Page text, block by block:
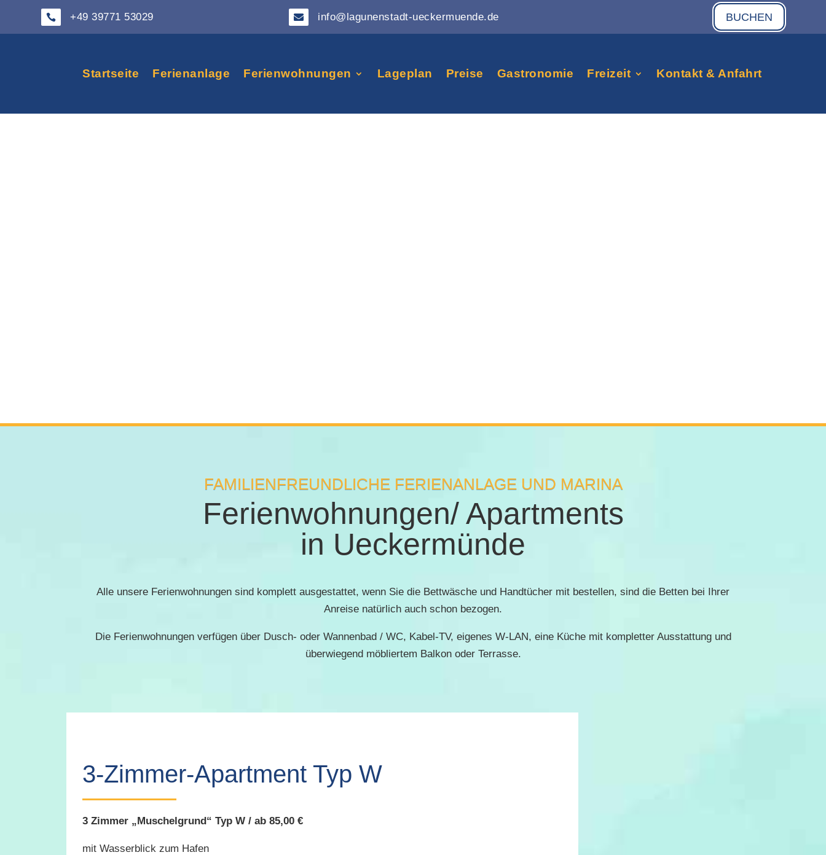
 +49 39771 53029  info@lagunenstadt-ueckermuende.de BUCHEN
Startseite Ferienanlage Ferienwohnungen Lageplan Preise Gastronomie Freizeit Kontakt & Anfahrt
FAMILIENFREUNDLICHE FERIENANLAGE UND MARINA
Ferienwohnungen/ Apartments
in Ueckermünde
Alle unsere Ferienwohnungen sind komplett ausgestattet, wenn Sie die Bettwäsche und Handtücher mit bestellen, sind die Betten bei Ihrer
Anreise natürlich auch schon bezogen.
Die Ferienwohnungen verfügen über Dusch- oder Wannenbad / WC, Kabel-TV, eigenes W-LAN, eine Küche mit kompletter Ausstattung und
überwiegend möbliertem Balkon oder Terrasse.
3-Zimmer-Apartment Typ W
3 Zimmer „Muschelgrund“ Typ W /ab 85,00 €
mit Wasserblick zum Hafen